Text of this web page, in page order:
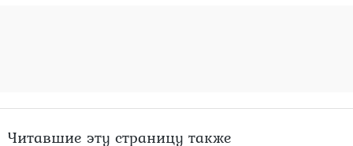
Читавшие эту страницу также